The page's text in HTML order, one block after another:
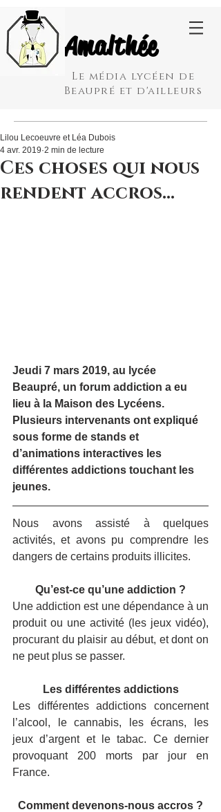
Amalthée
Le média lycéen de
Beaupré et d'ailleurs
Ces choses qui nous
rendent accros…
Lilou Lecoeuvre et Léa Dubois
4 avr. 2019 2 min de lecture
Jeudi 7 mars 2019, au lycée
Beaupré, un forum addiction a eu
lieu à la Maison des Lycéens.
Plusieurs intervenants ont expliqué
sous forme de stands et
d’animations interactives les
différentes addictions touchant les
jeunes.
Nous avons assisté à quelques
activités, et avons pu comprendre les
dangers de certains produits illicites.
Qu’est-ce qu’une addiction ?
Une addiction est une dépendance à un
produit ou une activité (les jeux vidéo),
procurant du plaisir au début, et dont on
ne peut plus se passer.
Les différentes addictions
Les différentes addictions concernent
l’alcool, le cannabis, les écrans, les
jeux d’argent et le tabac. Ce dernier
provoquant 200 morts par jour en
France.
Comment devenons-nous accros ?